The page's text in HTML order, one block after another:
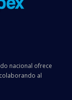
nacional ofrece
al